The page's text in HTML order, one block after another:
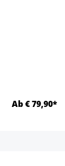
Ab € 79,90*